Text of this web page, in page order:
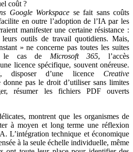
coût ?
Google Workspace se fait sans coûts
en outre l’adoption de l’IA par les
manifester une certaine résistance :
leurs outils de travail quotidiens. Mais,
» ne concerne pas toutes les suites
le cas de Microsoft 365, l’accès
licence spécifique, souvent onéreuse.
, disposer d’une licence Creative
donne pas le droit d’utiliser sans limites
résumer les fichiers PDF ouverts
montrent que les organismes de
à moyen et long terme une réflexion
L’intégration technique et économique
à la seule échelle individuelle, même